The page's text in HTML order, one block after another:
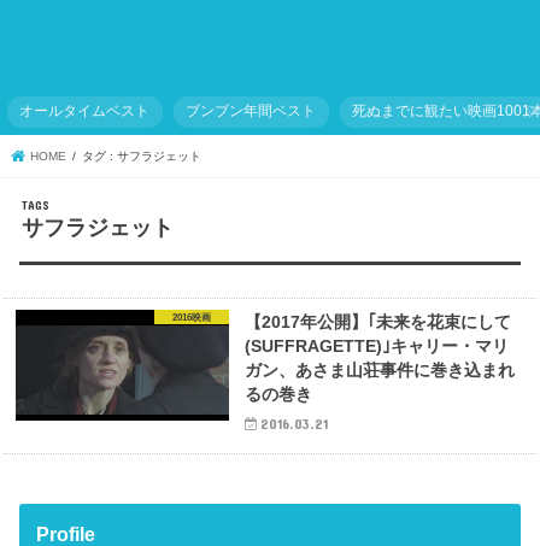
オールタイムベスト ブンブン年間ベスト 死ぬまでに観たい映画1001
HOME タグ : サフラジェット
サフラジェット
2016映画
【2017年公開】｢未来を花束にして
(SUFFRAGETTE)｣キャリー・マリ
ガン、あさま山荘事件に巻き込まれ
るの巻き
2016.03.21
Profile